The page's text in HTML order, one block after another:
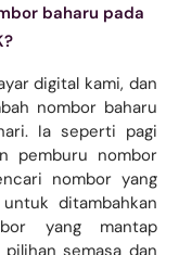
baharu pada
digital kami, dan
nombor baharu
Ia seperti pagi
pemburu nombor
nombor yang
ditambahkan
yang mantap
semasa dan